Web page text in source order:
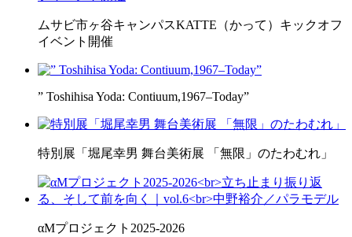
ムサビ市ヶ谷キャンパスKATTE（かって）キックオフ
イベント開催
” Toshihisa Yoda: Contiuum,1967–Today”
特別展「堀尾幸男 舞台美術展 「無限」のたわむれ」
αMプロジェクト2025-2026